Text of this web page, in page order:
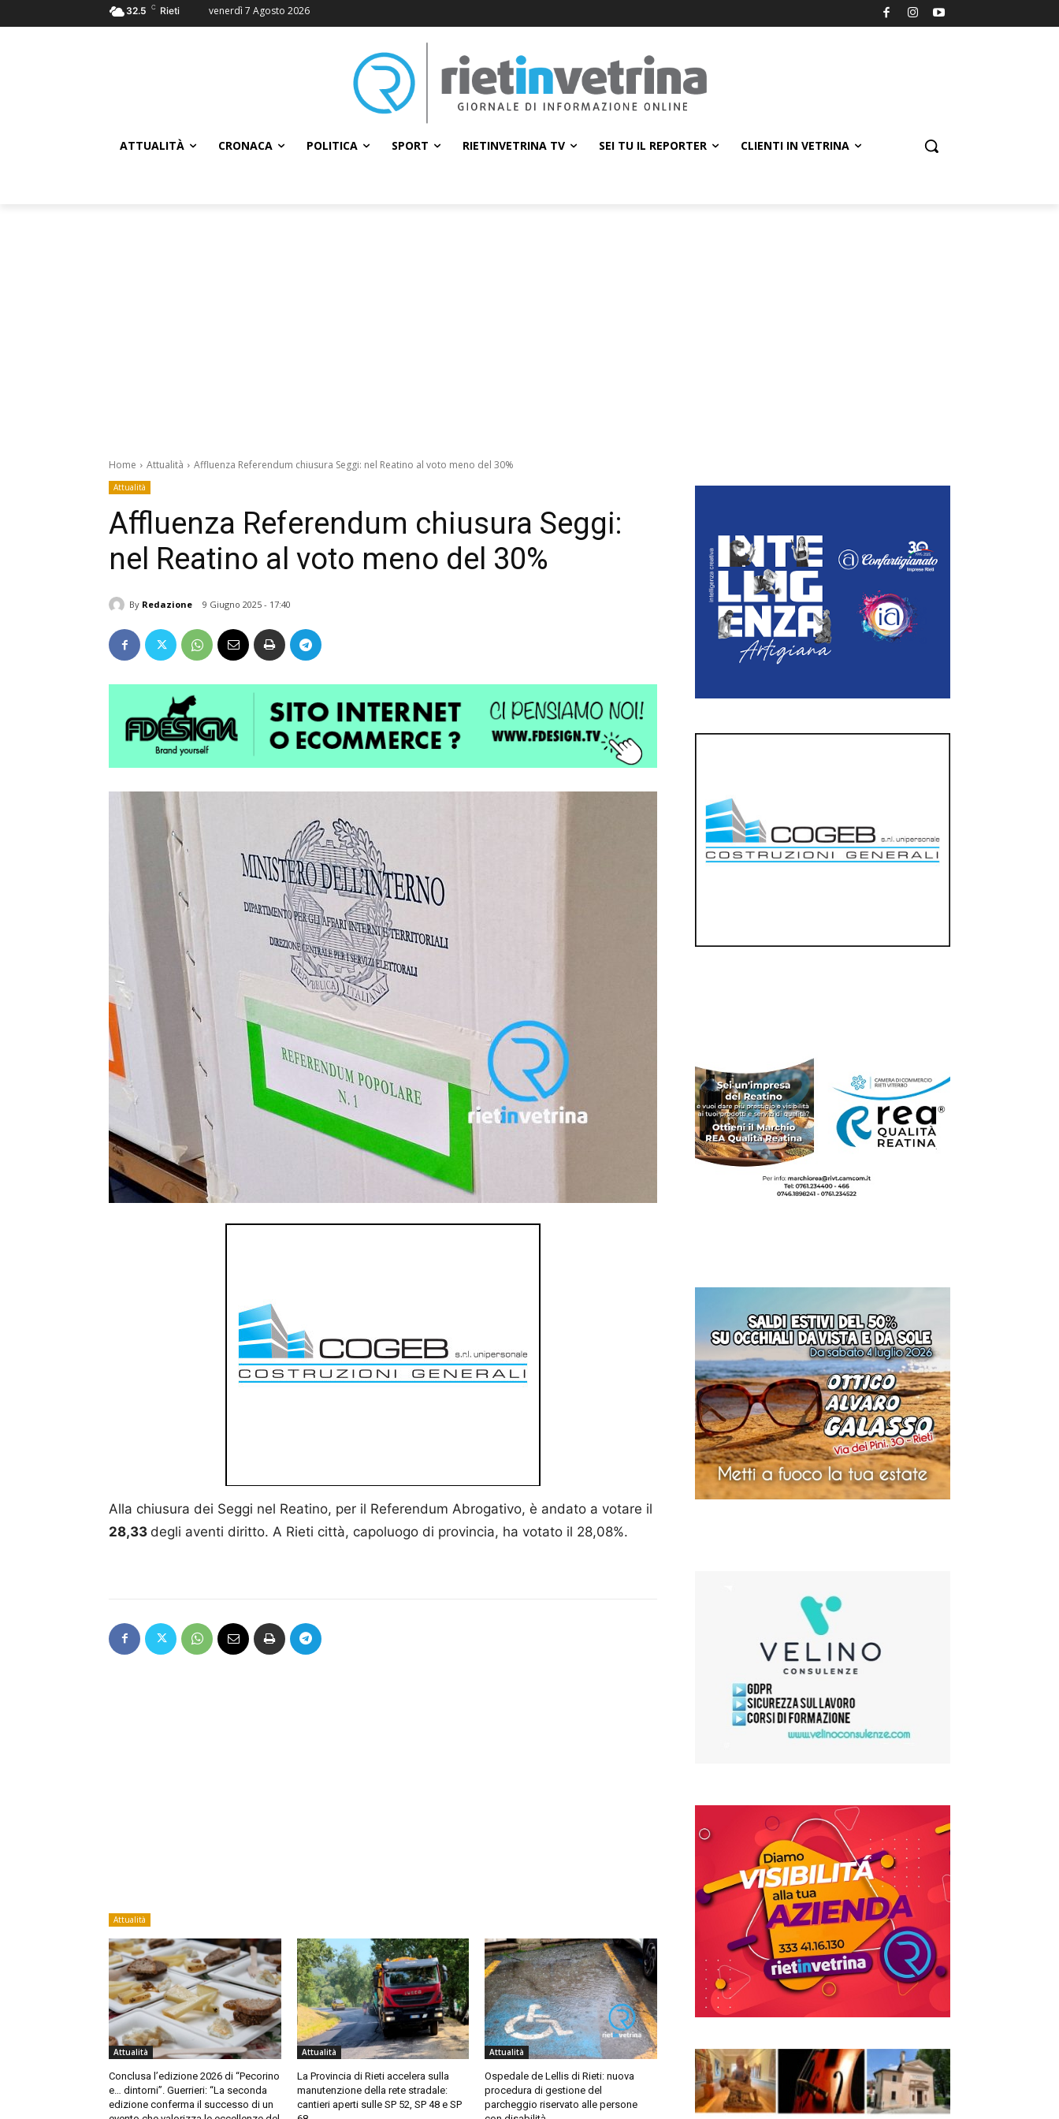
32.5 C Rieti venerdì 7 Agosto 2026
ATTUALITÀ CRONACA POLITICA SPORT RIETINVETRINA TV SEI TU IL REPORTER CLIENTI IN VETRINA
Home Attualità Affluenza Referendum chiusura Seggi: nel Reatino al voto meno del 30%
Attualità
Affluenza Referendum chiusura Seggi:
nel Reatino al voto meno del 30%
By Redazione 9 Giugno 2025 - 17:40
Alla chiusura dei Seggi nel Reatino, per il Referendum Abrogativo, è andato a votare il
28,33 degli aventi diritto. A Rieti città, capoluogo di provincia, ha votato il 28,08%.
Attualità
Attualità
Conclusa l’edizione 2026 di “Pecorino
e… dintorni”. Guerrieri: “La seconda
edizione conferma il successo di un
Attualità
La Provincia di Rieti accelera sulla
manutenzione della rete stradale:
cantieri aperti sulle SP 52, SP 48 e SP
Attualità
Ospedale de Lellis di Rieti: nuova
procedura di gestione del
parcheggio riservato alle persone